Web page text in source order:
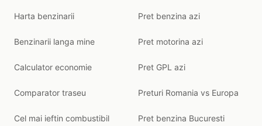
Harta benzinarii
Benzinarii langa mine
Calculator economie
Comparator traseu
Cel mai ieftin combustibil
Pret benzina azi
Pret motorina azi
Pret GPL azi
Preturi Romania vs Europa
Pret benzina Bucuresti